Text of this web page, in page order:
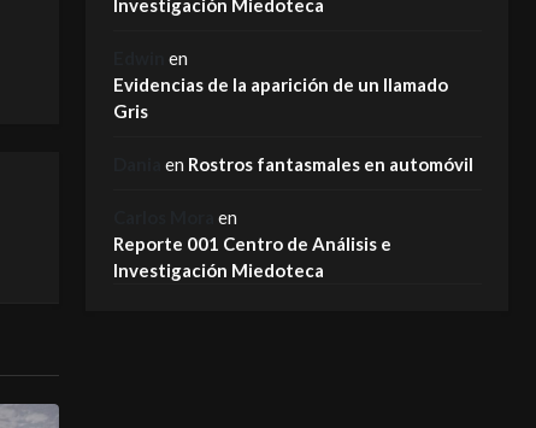
Investigación Miedoteca
en
Evidencias de la aparición de un llamado
Gris
en Rostros fantasmales en automóvil
en
Reporte 001 Centro de Análisis e
Investigación Miedoteca